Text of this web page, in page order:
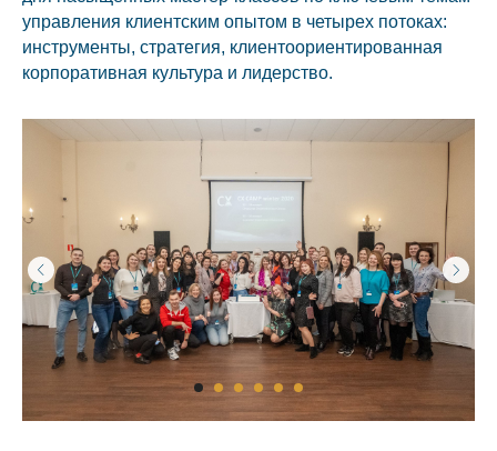
управления клиентским опытом в четырех потоках:
инструменты, стратегия, клиентоориентированная
корпоративная культура и лидерство.